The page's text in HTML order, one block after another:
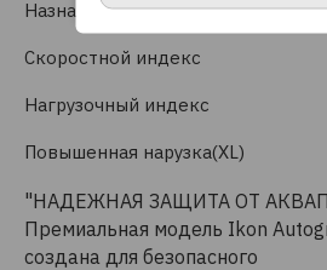
Назначение
Скоростной индекс
Нагрузочный индекс
Повышенная нарузка(XL)
"НАДЕЖНАЯ ЗАЩИТА ОТ
Премиальная модель Ikon
создана для безопасного